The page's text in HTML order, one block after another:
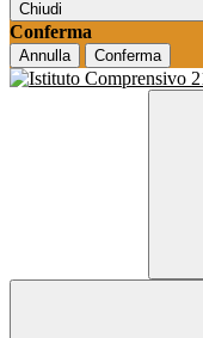
Chiudi
Conferma
Annulla Conferma